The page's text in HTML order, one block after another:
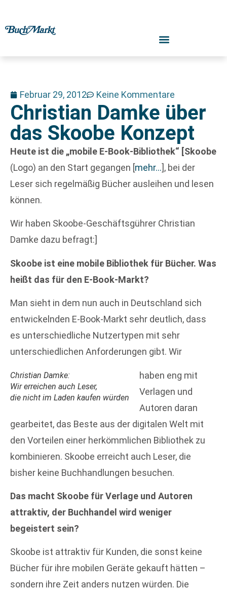
Februar 29, 2012 Keine Kommentare
Christian Damke über
das Skoobe Konzept
Heute ist die „mobile E-Book-Bibliothek“ [Skoobe
(Logo) an den Start gegangen [mehr…], bei der
Leser sich regelmäßig Bücher ausleihen und lesen
können.
Wir haben Skoobe-Geschäftsgührer Christian
Damke dazu befragt:]
Skoobe ist eine mobile Bibliothek für Bücher. Was
heißt das für den E-Book-Markt?
Man sieht in dem nun auch in Deutschland sich
entwickelnden E-Book-Markt sehr deutlich, dass
es unterschiedliche Nutzertypen mit sehr
unterschiedlichen Anforderungen gibt. Wir
Christian Damke:
Wir erreichen auch Leser,
die nicht im Laden kaufen würden
haben eng mit
Verlagen und
Autoren daran
gearbeitet, das Beste aus der digitalen Welt mit
den Vorteilen einer herkömmlichen Bibliothek zu
kombinieren. Skoobe erreicht auch Leser, die
bisher keine Buchhandlungen besuchen.
Das macht Skoobe für Verlage und Autoren
attraktiv, der Buchhandel wird weniger
begeistert sein?
Skoobe ist attraktiv für Kunden, die sonst keine
Bücher für ihre mobilen Geräte gekauft hätten –
sondern ihre Zeit anders nutzen würden. Die